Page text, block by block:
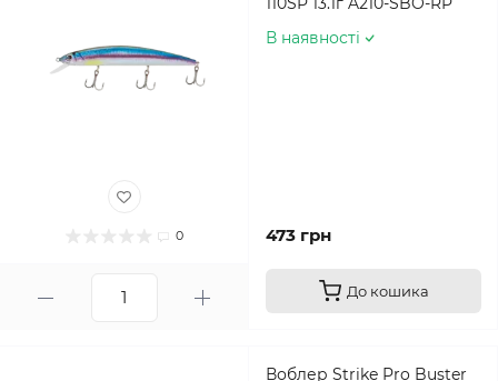
0
В наявності
473 грн
До кошика
Воблер Strike Pro Buster